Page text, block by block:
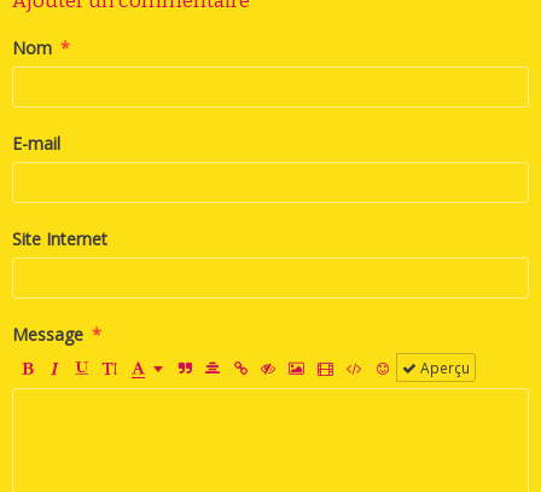
Nom
E-mail
Site Internet
Message
Aperçu